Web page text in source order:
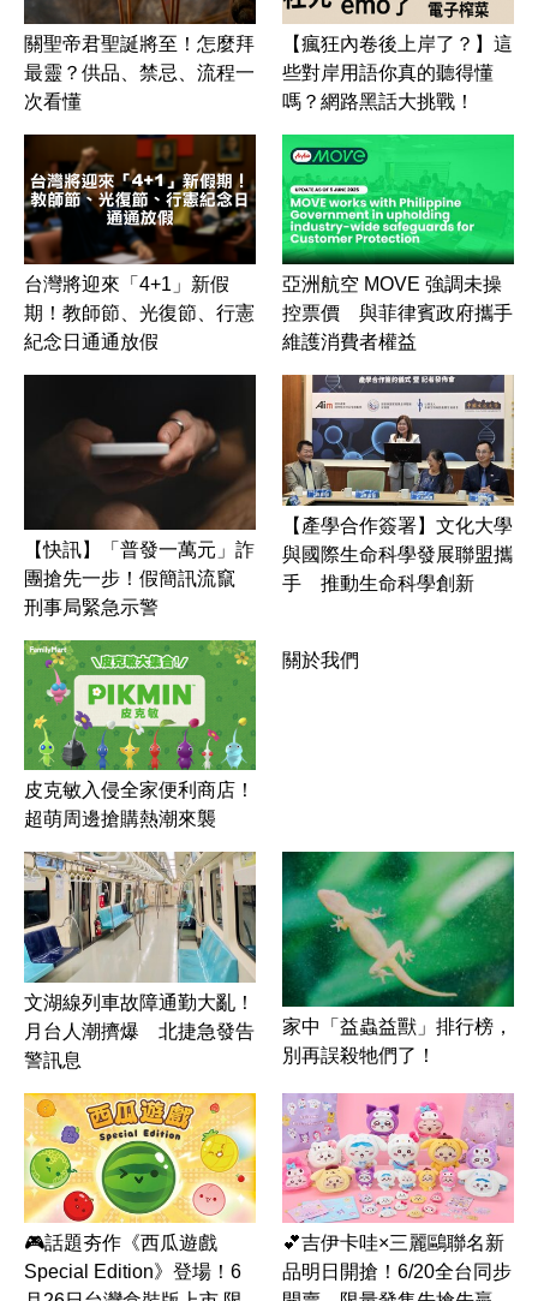
關聖帝君聖誕將至！怎麼拜
最靈？供品、禁忌、流程一
次看懂
【瘋狂內卷後上岸了？】這
些對岸用語你真的聽得懂
嗎？網路黑話大挑戰！
台灣將迎來「4+1」新假
期！教師節、光復節、行憲
紀念日通通放假
亞洲航空 MOVE 強調未操
控票價 與菲律賓政府攜手
維護消費者權益
【快訊】「普發一萬元」詐
團搶先一步！假簡訊流竄
刑事局緊急示警
【產學合作簽署】文化大學
與國際生命科學發展聯盟攜
手 推動生命科學創新
皮克敏入侵全家便利商店！
超萌周邊搶購熱潮來襲
關於我們
文湖線列車故障通勤大亂！
月台人潮擠爆 北捷急發告
警訊息
家中「益蟲益獸」排行榜，
別再誤殺牠們了！
🎮話題夯作《西瓜遊戲
Special Edition》登場！6
💕吉伊卡哇×三麗鷗聯名新
品明日開搶！6/20全台同步